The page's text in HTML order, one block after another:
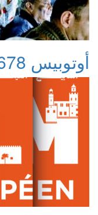
أوتوبيس 678: وللتحرش سينماه